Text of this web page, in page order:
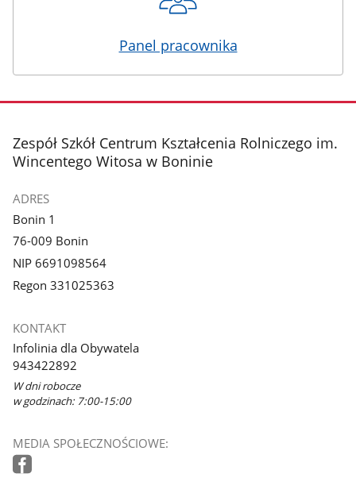
Panel pracownika
stopka
Zespół Szkół Centrum Kształcenia Rolniczego im.
Wincentego Witosa w Boninie
ADRES
Bonin 1
76-009 Bonin
NIP 6691098564
Regon 331025363
KONTAKT
Infolinia dla Obywatela
943422892
W dni robocze
w godzinach: 7:00-15:00
MEDIA SPOŁECZNOŚCIOWE: